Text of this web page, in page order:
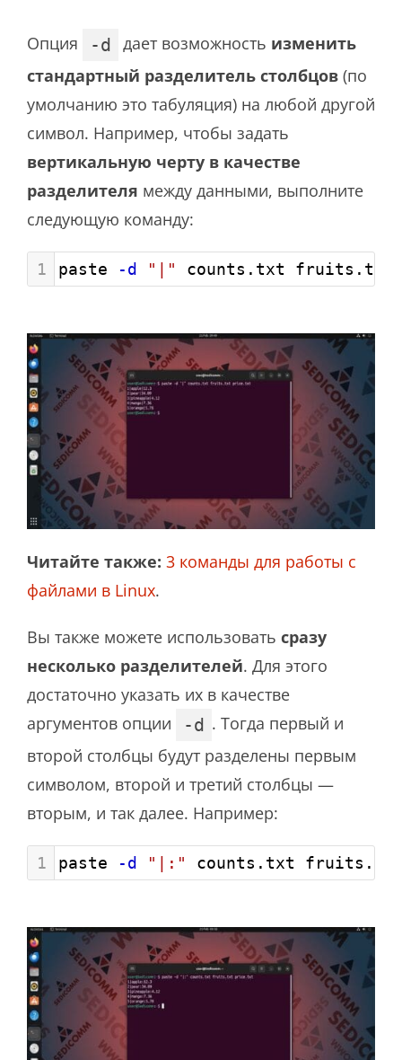
Опция -d дает возможность изменить
стандартный разделитель столбцов (по
умолчанию это табуляция) на любой другой
символ. Например, чтобы задать
вертикальную черту в качестве
разделителя между данными, выполните
следующую команду:
1 paste -d "|" counts.txt fruits.txt
Читайте также: 3 команды для работы с
файлами в Linux.
Вы также можете использовать сразу
несколько разделителей. Для этого
достаточно указать их в качестве
аргументов опции
-d . Тогда первый и
второй столбцы будут разделены первым
символом, второй и третий столбцы —
вторым, и так далее. Например:
1 paste -d "|:" counts.txt